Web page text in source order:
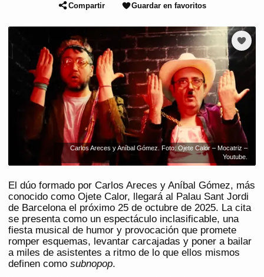
Compartir Guardar en favoritos
Carlos Areces y Aníbal Gómez. Foto: Ojete Calor – Mocatriz –
Youtube.
El dúo formado por Carlos Areces y Aníbal Gómez, más
conocido como Ojete Calor, llegará al Palau Sant Jordi
de Barcelona el próximo 25 de octubre de 2025. La cita
se presenta como un espectáculo inclasificable, una
fiesta musical de humor y provocación que promete
romper esquemas, levantar carcajadas y poner a bailar
a miles de asistentes a ritmo de lo que ellos mismos
definen como subnopop.